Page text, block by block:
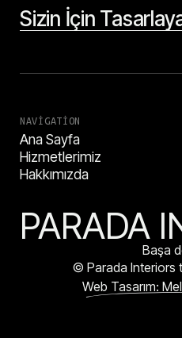
Sizin İçin
NAVIGATION
Ana Sayfa
Hizmetlerimiz
Hakkımızda
PARADA
Başa
© Parada Interiors
Web Tasarım: